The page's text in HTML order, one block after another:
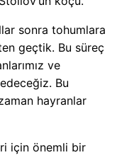
sonra tohumlara
geçtik. Bu süreç
ve
Bu
hayranlar
için önemli bir